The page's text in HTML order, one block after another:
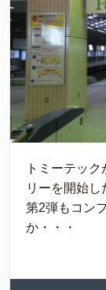
トミーテッ
リーを開始
第2弾もコン
か・・・